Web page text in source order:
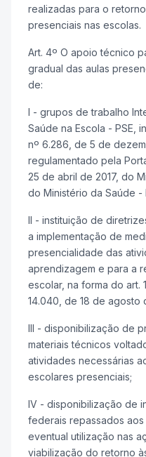
realizadas para o
presenciais nas escolas.
Art. 4º O apoio técnico
gradual das aulas
de:
I - grupos de trabalho
Saúde na Escola - PSE,
nº 6.286, de 5 de
regulamentado pela
25 de abril de 2017, do
do Ministério da Saúde -
II - instituição de
a implementação de
presencialidade das
aprendizagem e para a
escolar, na forma do art.
14.040, de 18 de agosto
III - disponibilização de
materiais técnicos
atividades necessárias
escolares presenciais;
IV - disponibilização de
federais repassados
eventual utilização nas
viabilização do retorno